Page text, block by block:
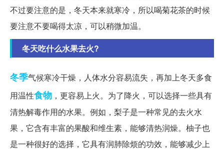
不过要注意的是，冬天本来就寒冷，所以喝菊花茶的时候
要注意不要喝得太凉，可以稍微加温。
冬天吃什么水果去火?
冬季气候寒冷干燥，人体水分容易流失，再加上冬天多食
用温性食物 ，更容易上火。为了降火，可以选择一些具有
清热解毒作用的水果。例如，梨子是一种常见的去火水
果，它含有丰富的果酸和维生素，能够清热润燥。柚子也
是一种很好的选择，它具有润肺除烦的功效，能够减少上